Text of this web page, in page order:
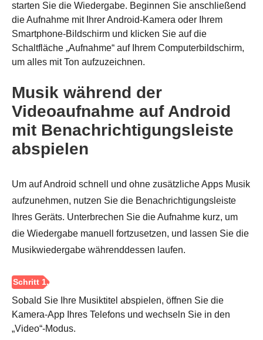
starten Sie die Wiedergabe. Beginnen Sie anschließend
die Aufnahme mit Ihrer Android-Kamera oder Ihrem
Smartphone-Bildschirm und klicken Sie auf die
Schaltfläche „Aufnahme“ auf Ihrem Computerbildschirm,
um alles mit Ton aufzuzeichnen.
Musik während der
Videoaufnahme auf Android
mit Benachrichtigungsleiste
abspielen
Um auf Android schnell und ohne zusätzliche Apps Musik
aufzunehmen, nutzen Sie die Benachrichtigungsleiste
Ihres Geräts. Unterbrechen Sie die Aufnahme kurz, um
die Wiedergabe manuell fortzusetzen, und lassen Sie die
Musikwiedergabe währenddessen laufen.
Sobald Sie Ihre Musiktitel abspielen, öffnen Sie die
Kamera-App Ihres Telefons und wechseln Sie in den
„Video“-Modus.